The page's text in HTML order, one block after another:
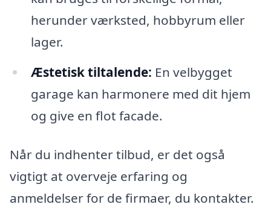
herunder værksted, hobbyrum eller
lager.
Æstetisk tiltalende: En velbygget
garage kan harmonere med dit hjem
og give en flot facade.
Når du indhenter tilbud, er det også
vigtigt at overveje erfaring og
anmeldelser for de firmaer, du kontakter.